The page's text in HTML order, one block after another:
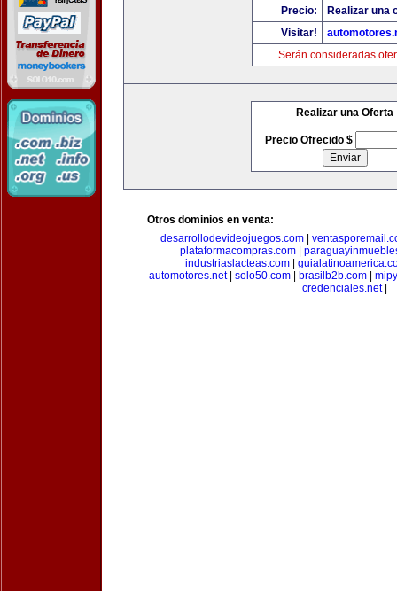
Precio:
Realizar una
Visitar!
Serán consideradas
Realizar una Oferta
Precio Ofrecido $
Otros dominios en venta:
desarrollodevideojuegos.com
plataformacompras.com
industriaslacteas.com
automotores.net| solo50.com brasilb2b.com
credenciales.net|